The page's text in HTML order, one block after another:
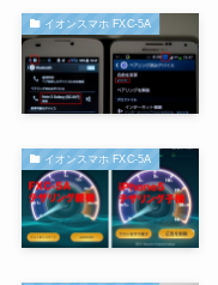
イオンスマホ FXC-5A
イオンスマホ FXC-5A